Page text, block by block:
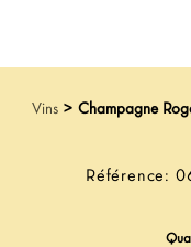
Vins > Champagne
Référence: